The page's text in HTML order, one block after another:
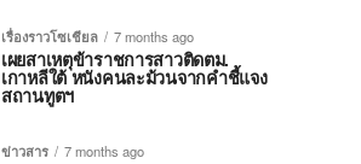
เรื่องราวโซเชียล
7 months ago
เผยสาเหตุข้าราชการสาวติดตม.
เกาหลีใต้ หนังคนละม้วนจากคำชี้แจง
สถานทูตฯ
ข่าวสาร
7 months ago